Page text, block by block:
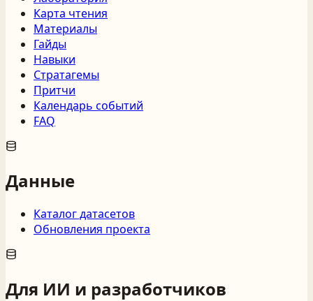
Карта чтения
Материалы
Гайды
Навыки
Стратагемы
Притчи
Календарь событий
FAQ
Данные
Каталог датасетов
Обновления проекта
Для ИИ и разработчиков